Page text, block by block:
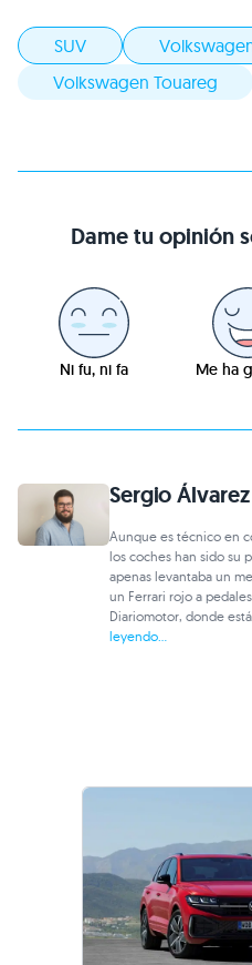
SUV
Volkswagen Touareg
Dame tu opinión
Ni fu, ni fa Me ha
Sergio Álvarez
Aunque es técnico en
los coches han sido su
apenas levantaba un
un Ferrari rojo a
Diariomotor, donde
leyendo...